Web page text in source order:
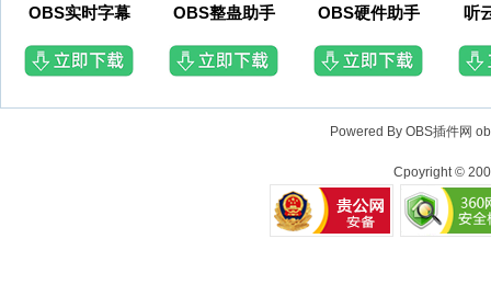
OBS实时字幕 OBS整蛊助手 OBS硬件助手 听
Powered By OBS插件网
Cpoyright ©